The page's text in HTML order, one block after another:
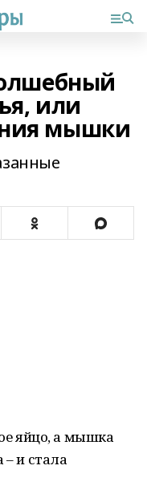
или
мышки
яйцо, а мышка
и стала